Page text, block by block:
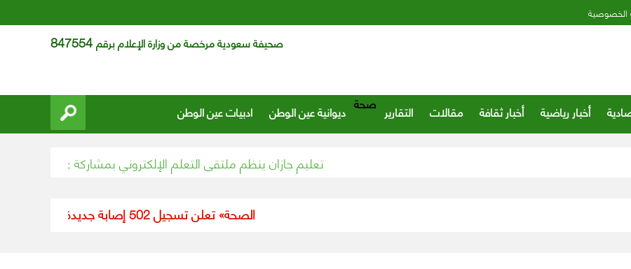
الخصوصية
صحيفة سعودية مرخصة من وزارة الإعلام برقم847554
أخبار رياضية أخبار ثقافة مقالات التقارير صحة ديوانية عين الوطن ادبيات عين الوطن
تعليم جازان ينظم ملتقى التعلم الإلكتروني بمشاركة عدد من
«الصحة» تعلن تسجيل 502 إصابة جديدة بفيروس كورونا